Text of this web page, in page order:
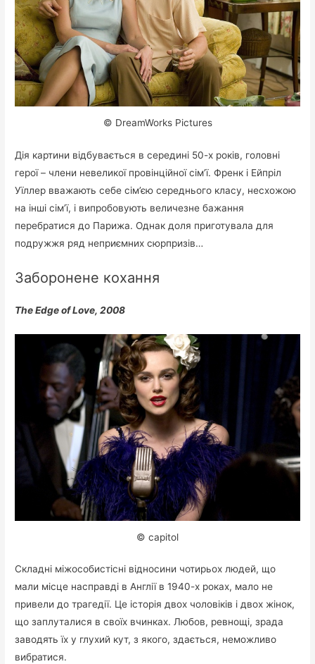
© DreamWorks Pictures
Дія картини відбувається в середині 50-х років, головні
герої – члени невеликої провінційної сім’ї. Френк і Ейпріл
Уїллер вважають себе сім’єю середнього класу, несхожою
на інші сім’ї, і випробовують величезне бажання
перебратися до Парижа. Однак доля приготувала для
подружжя ряд неприємних сюрпризів…
Заборонене кохання
The Edge of Love, 2008
© capitol
Складні міжособистісні відносини чотирьох людей, що
мали місце насправді в Англії в 1940-х роках, мало не
привели до трагедії. Це історія двох чоловіків і двох жінок,
що заплуталися в своїх вчинках. Любов, ревнощі, зрада
заводять їх у глухий кут, з якого, здається, неможливо
вибратися.